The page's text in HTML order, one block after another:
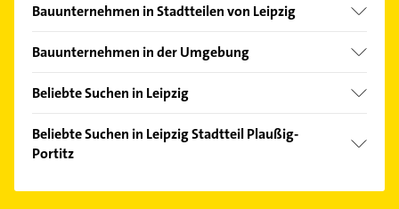
Bauunternehmen in Stadtteilen von Leipzig
Althen-Kleinpösna
Böhlitz-Ehrenberg
Burghausen-Rückmarsdorf
Eutritzsch
Bauunternehmen in der Umgebung
Taucha bei Leipzig
Krostitz
Borsdorf
Beliebte Suchen in Leipzig
Dachdecker
Schreiner
Beliebte Suchen in Leipzig Stadtteil Plaußig-
Portitz